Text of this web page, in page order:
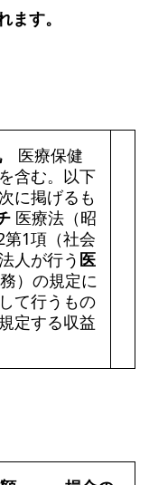
す。
医療保健
含む。以下
に掲げるも
医療法（昭
1項（社会
人が行う 医
）の規定に
て行うもの
定する収益